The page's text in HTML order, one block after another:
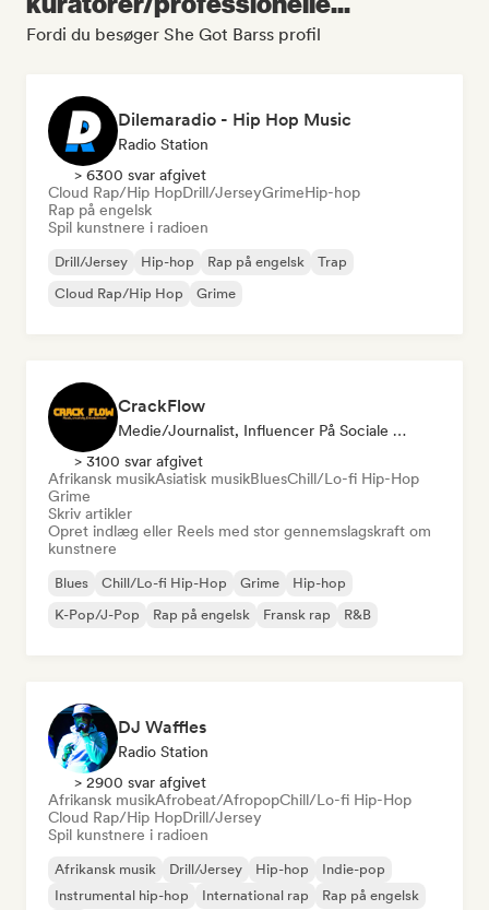
Fordi du besøger She Got Barss profil
Dilemaradio - Hip Hop Music
Radio Station
> 6300 svar afgivet
Cloud Rap/Hip HopDrill/JerseyGrimeHip-hop
Rap på engelsk
Spil kunstnere i radioen
Drill/Jersey Hip-hop Rap på engelsk
Trap
Cloud Rap/Hip Hop
Grime
CrackFlow
Medie/journalist, Influencer På Sociale Medier
> 3100 svar afgivet
Afrikansk musikAsiatisk musikBluesChill/Lo-fi Hip-Hop
Grime
Skriv artikler
Opret indlæg eller Reels med stor gennemslagskraft om
kunstnere
Blues Chill/Lo-fi Hip-Hop Grime
Hip-hop
K-Pop/J-Pop
Rap på engelsk Fransk rap R&B
DJ Waffles
Radio Station
> 2900 svar afgivet
Afrikansk musikAfrobeat/AfropopChill/Lo-fi Hip-Hop
Cloud Rap/Hip HopDrill/Jersey
Spil kunstnere i radioen
Afrikansk musik Drill/Jersey Hip-hop
Indie-pop
Instrumental hip-hop
International rap
Rap på engelsk